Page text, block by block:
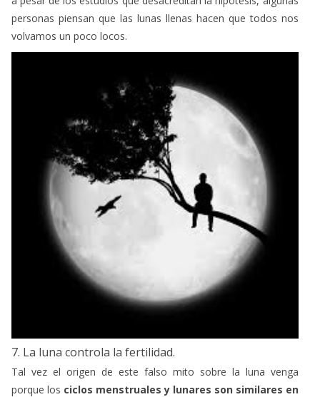
personas piensan que las lunas llenas hacen que todos nos
volvamos un poco locos.
7. La luna controla la fertilidad.
Tal vez el origen de este falso mito sobre la luna venga
porque los ciclos menstruales y lunares son similares en